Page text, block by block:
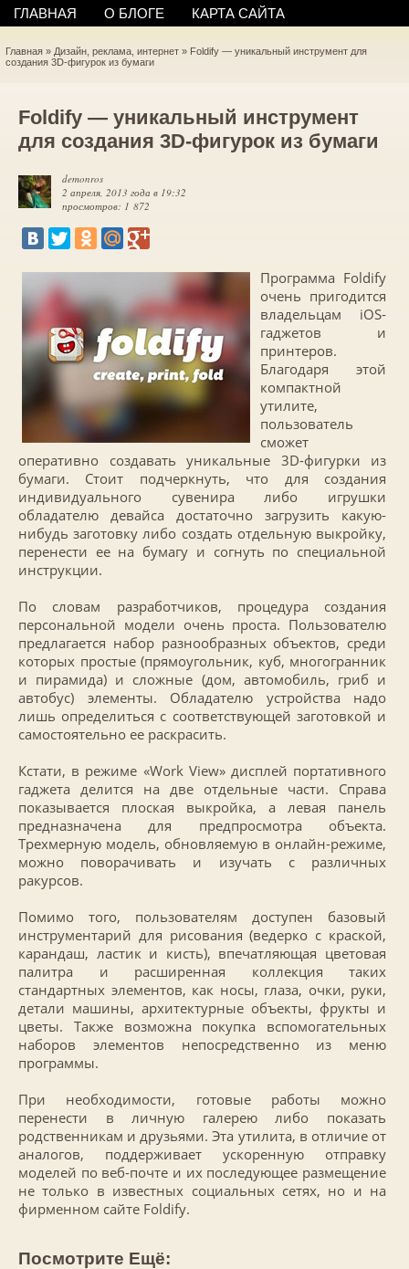
ГЛАВНАЯ О БЛОГЕ КАРТА САЙТА
Главная » Дизайн, реклама, интернет » Foldify — уникальный инструмент для
создания 3D-фигурок из бумаги
Foldify — уникальный инструмент
для создания 3D-фигурок из бумаги
demonros
2 апреля, 2013 года в 19:32
просмотров: 1 872
Программа Foldify
очень пригодится
владельцам iOS-
гаджетов и
принтеров.
Благодаря этой
компактной
утилите,
пользователь
сможет
оперативно создавать уникальные 3D-фигурки из
бумаги. Стоит подчеркнуть, что для создания
индивидуального сувенира либо игрушки
обладателю девайса достаточно загрузить какую-
нибудь заготовку либо создать отдельную выкройку,
перенести ее на бумагу и согнуть по специальной
инструкции.
По словам разработчиков, процедура создания
персональной модели очень проста. Пользователю
предлагается набор разнообразных объектов, среди
которых простые (прямоугольник, куб, многогранник
и пирамида) и сложные (дом, автомобиль, гриб и
автобус) элементы. Обладателю устройства надо
лишь определиться с соответствующей заготовкой и
самостоятельно ее раскрасить.
Кстати, в режиме «Work View» дисплей портативного
гаджета делится на две отдельные части. Справа
показывается плоская выкройка, а левая панель
предназначена для предпросмотра объекта.
Трехмерную модель, обновляемую в онлайн-режиме,
можно поворачивать и изучать с различных
ракурсов.
Помимо того, пользователям доступен базовый
инструментарий для рисования (ведерко с краской,
карандаш, ластик и кисть), впечатляющая цветовая
палитра и расширенная коллекция таких
стандартных элементов, как носы, глаза, очки, руки,
детали машины, архитектурные объекты, фрукты и
цветы. Также возможна покупка вспомогательных
наборов элементов непосредственно из меню
программы.
При необходимости, готовые работы можно
перенести в личную галерею либо показать
родственникам и друзьями. Эта утилита, в отличие от
аналогов, поддерживает ускоренную отправку
моделей по веб-почте и их последующее размещение
не только в известных социальных сетях, но и на
фирменном сайте Foldify.
Посмотрите Ещё: